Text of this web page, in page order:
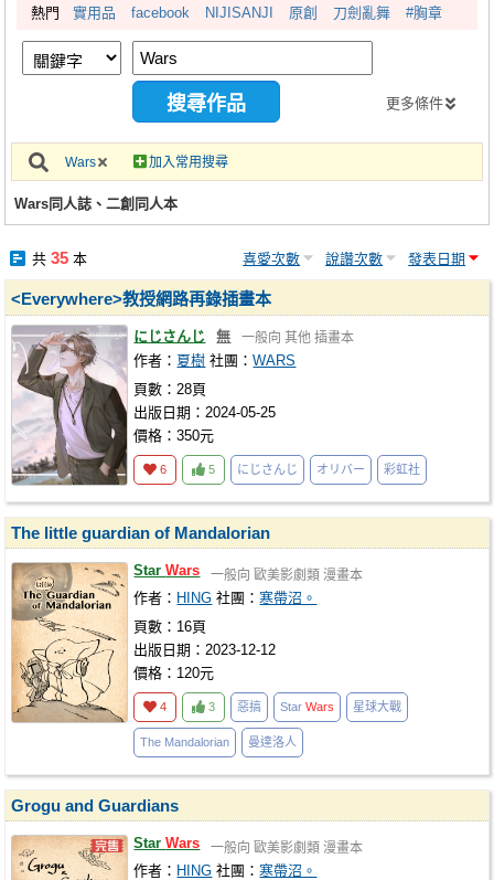
交流中心
攤位轉讓區
會員中心
註冊會員
熱門 實用品 facebook NIJISANJI 原創 刀劍亂舞 #胸章
更多條件
Wars 加入常用搜尋
Wars同人誌、二創同人本
共 35本 喜愛次數 說讚次數 發表日期
<Everywhere>教授網路再錄插畫本
にじさんじ 無 一般向 其他 插畫本
作者： 夏樹 社團：WARS
頁數：28頁
出版日期：2024-05-25
價格：350元
6 5 にじさんじ オリバー 彩虹社
The little guardian of Mandalorian
StarWars 一般向 歐美影劇類 漫畫本
作者： HING 社團：寒帶沼。
頁數：16頁
出版日期：2023-12-12
價格：120元
4 3 惡搞 StarWars 星球大戰
The Mandalorian 曼達洛人
Grogu and Guardians
StarWars 一般向 歐美影劇類 漫畫本
作者： HING 社團：寒帶沼。